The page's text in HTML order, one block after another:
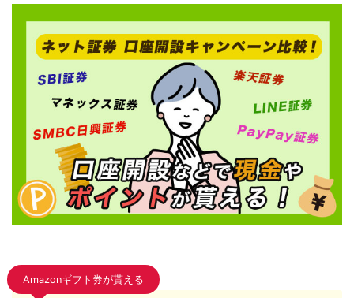
Amazonギフト券が貰える